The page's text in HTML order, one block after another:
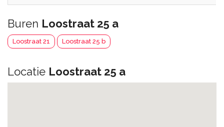
Buren Loostraat 25 a
Loostraat 21 Loostraat 25 b
Locatie Loostraat 25 a